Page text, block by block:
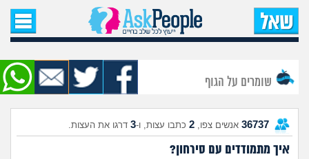
עמוד הבית
שאל שאלה
שאלות חדשות
שאלות שעוררו עניין
שומרים על הגוף
36737 אנשים צפו, 2 כתבו עצות, ו-3 דרגו את העצות.
איך מתמודדים עם סירחון?